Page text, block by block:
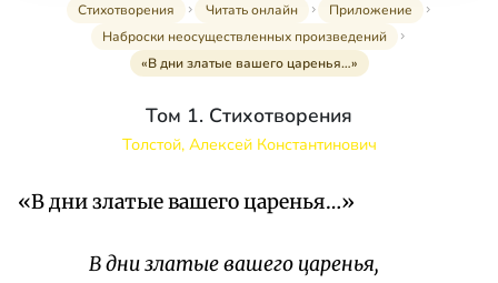
Стихотворения Читать онлайн
Приложение
Наброски неосуществленных произведений
«В дни златые вашего царенья…»
Том 1. Стихотворения
Толстой, Алексей Константинович
«В дни златые вашего царенья…»
В дни златые вашего царенья,